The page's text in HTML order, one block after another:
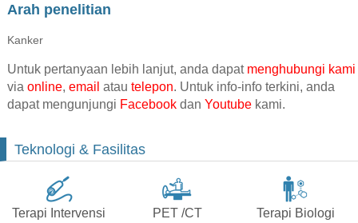
Arah penelitian
Kanker
Untuk pertanyaan lebih lanjut, anda dapat menghubungi kami
via online, email atau telepon. Untuk info-info terkini, anda
dapat mengunjungi Facebookdan Youtubekami.
Teknologi & Fasilitas
Terapi Intervensi PET /CT Terapi Biologi